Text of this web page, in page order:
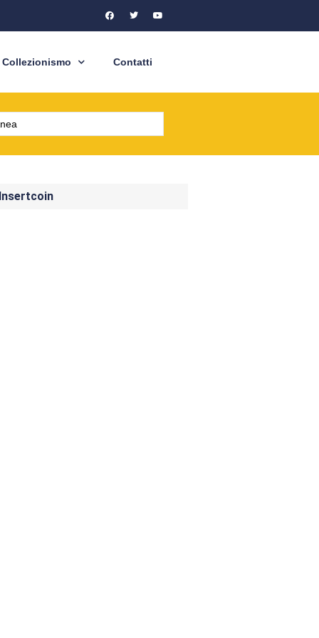
Collezionismo Contatti